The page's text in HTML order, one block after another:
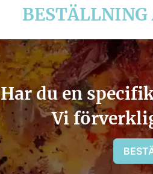
BESTÄLLNING
Har du en
Vi